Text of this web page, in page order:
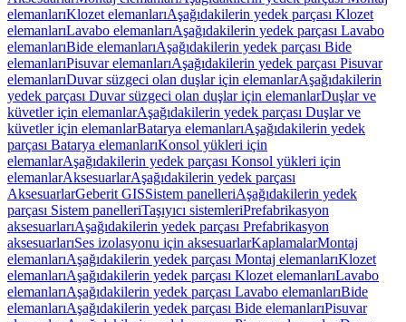
elemanlarıKlozet elemanlarıAşağıdakilerin yedek parçası Klozet
elemanlarıLavabo elemanlarıAşağıdakilerin yedek parçası Lavabo
elemanlarıBide elemanlarıAşağıdakilerin yedek parçası Bide
elemanlarıPisuvar elemanlarıAşağıdakilerin yedek parçası Pisuvar
elemanlarıDuvar süzgeci olan duşlar için elemanlarAşağıdakilerin
yedek parçası Duvar süzgeci olan duşlar için elemanlarDuşlar ve
küvetler için elemanlarAşağıdakilerin yedek parçası Duşlar ve
küvetler için elemanlarBatarya elemanlarıAşağıdakilerin yedek
parçası Batarya elemanlarıKonsol yükleri için
elemanlarAşağıdakilerin yedek parçası Konsol yükleri için
elemanlarAksesuarlarAşağıdakilerin yedek parçası
AksesuarlarGeberit GISSistem panelleriAşağıdakilerin yedek
parçası Sistem panelleriTaşıyıcı sistemleriPrefabrikasyon
aksesuarlarıAşağıdakilerin yedek parçası Prefabrikasyon
aksesuarlarıSes izolasyonu için aksesuarlarKaplamalarMontaj
elemanlarıAşağıdakilerin yedek parçası Montaj elemanlarıKlozet
elemanlarıAşağıdakilerin yedek parçası Klozet elemanlarıLavabo
elemanlarıAşağıdakilerin yedek parçası Lavabo elemanlarıBide
elemanlarıAşağıdakilerin yedek parçası Bide elemanlarıPisuvar